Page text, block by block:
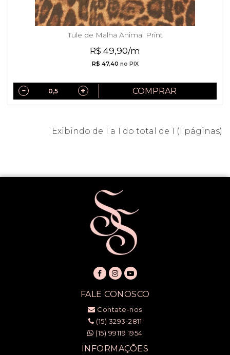
Tule de Malha Animal Print
R$ 49,90/m
R$ 47,40 no PIX
COMPRAR
Exibindo de 1 a 1 do total de 1 (1 páginas)
FALE CONOSCO
Contate-nos
(15) 3293-2811
(15) 99119 1954
INFORMAÇÕES